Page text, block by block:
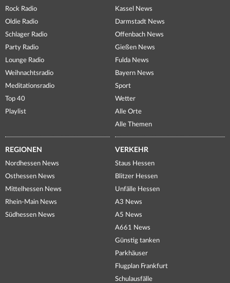
Rock Radio
Oldie Radio
Schlager Radio
Party Radio
Lounge Radio
Weihnachtsradio
Meditationsradio
Top 40
Playlist
Kassel News
Darmstadt News
Offenbach News
Gießen News
Fulda News
Bayern News
Sport
Wetter
Alle Orte
Alle Themen
REGIONEN
Nordhessen News
Osthessen News
Mittelhessen News
Rhein-Main News
Südhessen News
VERKEHR
Staus Hessen
Blitzer Hessen
Unfälle Hessen
A3 News
A5 News
A661 News
Günstig tanken
Parkhäuser
Flugplan Frankfurt
Schulausfälle